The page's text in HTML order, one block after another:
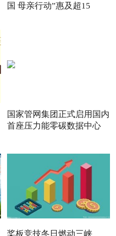
国 母亲行动”惠及超15
国家管网集团正式启用国内
首座压力能零碳数据中心
桨板竞技冬日燃动三峡